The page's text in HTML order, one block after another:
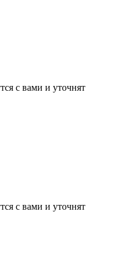
с вами и уточнят
с вами и уточнят